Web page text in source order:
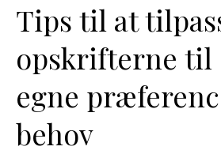
Tips til at
opskrifterne til
egne
behov